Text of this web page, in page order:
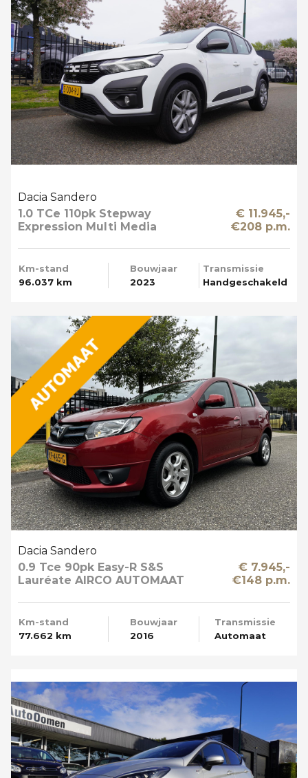
Dacia Sandero
1.0 TCe 110pk Stepway
Expression Multi Media
€ 11.945,-
€208 p.m.
Km-stand
96.037 km
Bouwjaar
2023
Transmissie
Handgeschakeld
Dacia Sandero
0.9 Tce 90pk Easy-R S&S
Lauréate AIRCO AUTOMAAT
€ 7.945,-
€148 p.m.
Km-stand
77.662 km
Bouwjaar
2016
Transmissie
Automaat